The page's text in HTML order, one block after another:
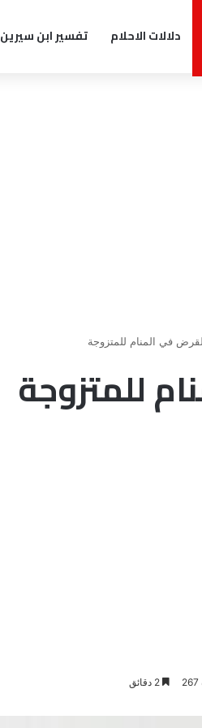
دلالات الاحلام تفسير ابن سيرين
في المنام للمتزوجة
للمتزوجة
267 2 دقائق